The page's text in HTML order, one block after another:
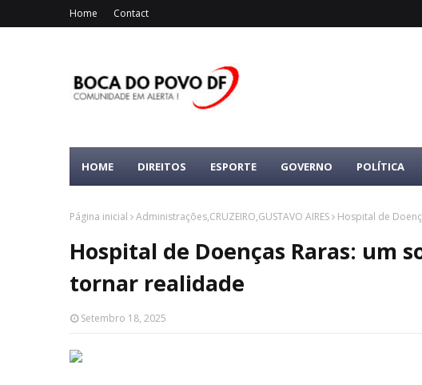
Home Contact
HOME DIREITOS ESPORTE GOVERNO POLÍTICA
Página inicial Administrações,CRUZEIRO,GUSTAVO AIRES Hospital de
Hospital de Doenças Raras: um
tornar realidade
Setembro 18, 2025